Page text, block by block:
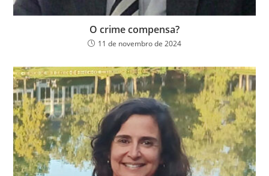
O crime compensa?
11 de novembro de 2024